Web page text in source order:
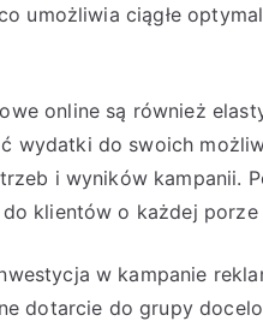
umożliwia ciągłe
online są również
wydatki do swoich
i wyników kampanii.
klientów o każdej porze
w kampanie
dotarcie do grupy